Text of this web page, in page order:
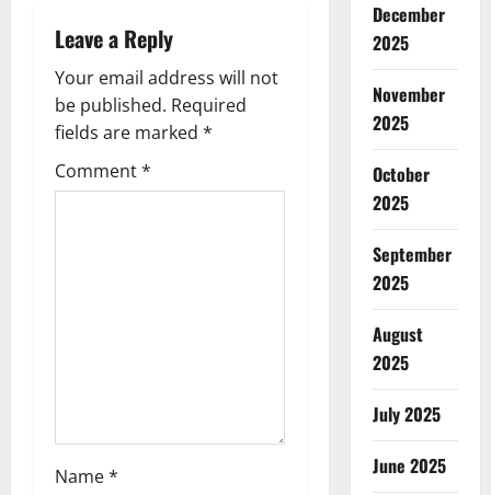
v
i
g
a
Leave a Reply
Your email address will not
be published. Required
fields are marked *
Comment*
Name*
December
2025
November
2025
October
2025
September
2025
August
2025
July 2025
June 2025